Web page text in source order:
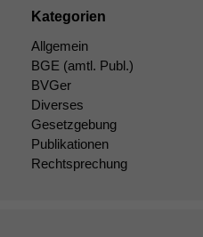
Kategorien
Allgemein
BGE (amtl. Publ.)
BVGer
Diverses
Gesetzgebung
Publikationen
Rechtsprechung